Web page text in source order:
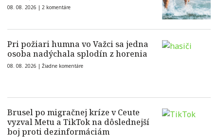
08. 08. 2026 | 2 komentáre
Pri požiari humna vo Važci sa jedna
osoba nadýchala splodín z horenia
08. 08. 2026 | Žiadne komentáre
Brusel po migračnej kríze v Ceute
vyzval Metu a TikTok na dôslednejší
boj proti dezinformáciám